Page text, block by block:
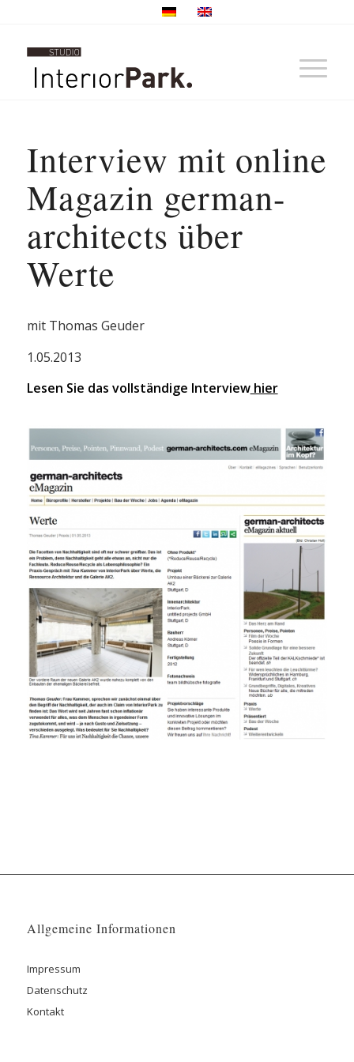
Interview mit online
Magazin german-
architects über
Werte
mit Thomas Geuder
1.05.2013
Lesen Sie das vollständige Interviewhier
Allgemeine Informationen
Impressum
Datenschutz
Kontakt